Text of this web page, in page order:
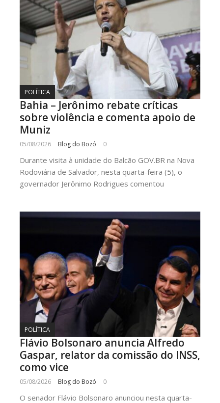
POLÍTICA
Bahia – Jerônimo rebate críticas
sobre violência e comenta apoio de
Muniz
05/08/2026 Blog do Bozó 0
Durante visita à unidade do Balcão GOV.BR na Nova
Rodoviária de Salvador, nesta quarta-feira (5), o
governador Jerônimo Rodrigues comentou
POLÍTICA
Flávio Bolsonaro anuncia Alfredo
Gaspar, relator da comissão do INSS,
como vice
05/08/2026 Blog do Bozó 0
O senador Flávio Bolsonaro anunciou nesta quarta-